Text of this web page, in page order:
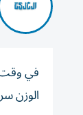
في وقت
الوزن